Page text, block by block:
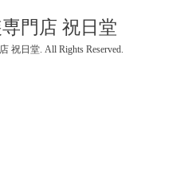
門店 祝日堂
祝日堂 . All Rights Reserved.